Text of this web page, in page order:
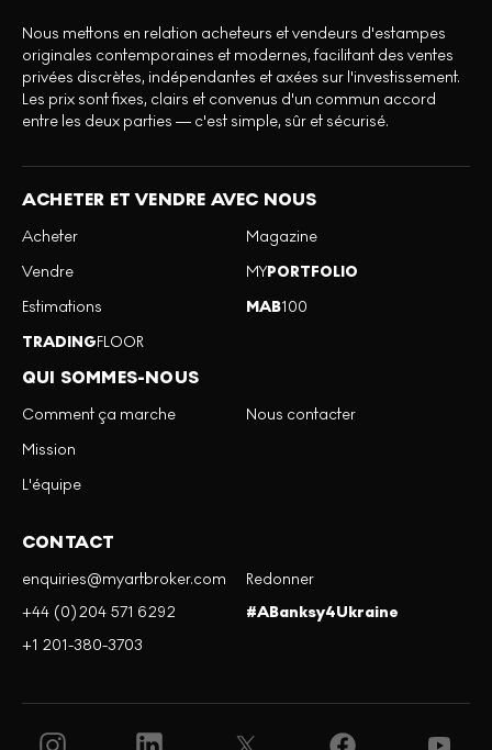
Nous mettons en relation acheteurs et vendeurs d'estampes
originales contemporaines et modernes, facilitant des ventes
privées discrètes, indépendantes et axées sur l'investissement.
Les prix sont fixes, clairs et convenus d'un commun accord
entre les deux parties — c'est simple, sûr et sécurisé.
ACHETER ET VENDRE AVEC NOUS
Acheter
Vendre
Estimations
TRADINGFLOOR
Magazine
MYPORTFOLIO
MAB100
QUI SOMMES-NOUS
Comment ça marche
Mission
L'équipe
Nous contacter
CONTACT
enquiries@myartbroker.com
+44 (0)204 571 6292
+1 201-380-3703
Redonner
#ABanksy4Ukraine